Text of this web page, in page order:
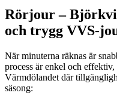
Rörjour –
och trygg
När minuterna räknas är
process är enkel och
Värmdölandet där
säsong: